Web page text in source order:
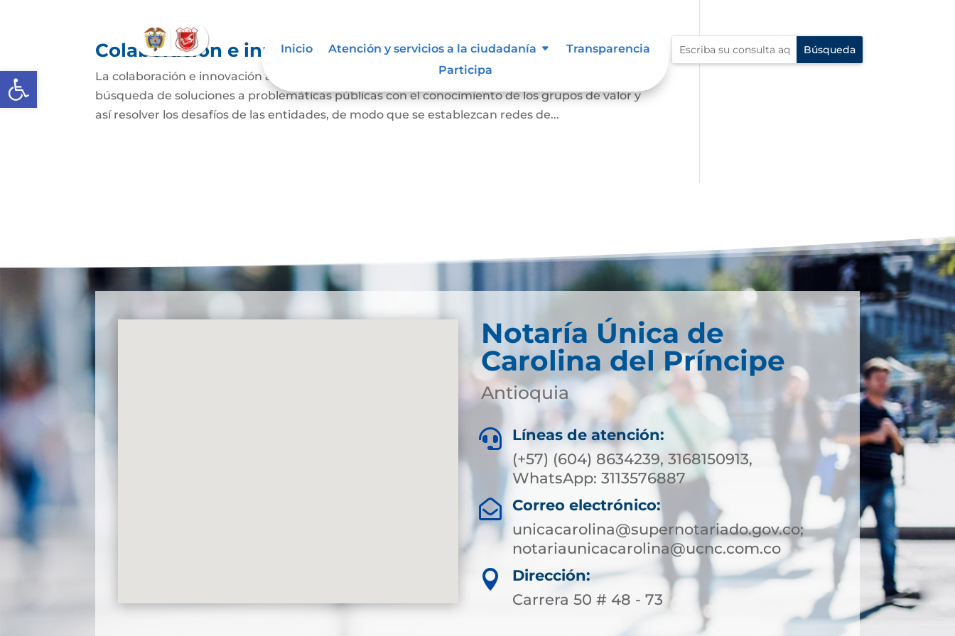
Abrir barra de herramientas
Inicio Atención y servicios a la ciudadanía
Transparencia
Participa
Colaboración e innovación abierta
La colaboración e innovación abierta es entendida como la interacción con la ciudadanía para la
búsqueda de soluciones a problemáticas públicas con el conocimiento de los grupos de valor y
así resolver los desafíos de las entidades, de modo que se establezcan redes de...
Notaría Única de
Carolina del Príncipe
Antioquia

Líneas de atención:
(+57) (604) 8634239, 3168150913,
WhatsApp: 3113576887

Correo electrónico:
unicacarolina@supernotariado.gov.co;
notariaunicacarolina@ucnc.com.co

Dirección:
Carrera 50 # 48 - 73